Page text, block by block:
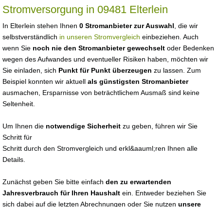
Stromversorgung in 09481 Elterlein
In Elterlein stehen Ihnen 0 Stromanbieter zur Auswahl , die wir
selbstverständlich in unseren Stromvergleich einbeziehen. Auch
wenn Sie noch nie den Stromanbieter gewechselt oder Bedenken
wegen des Aufwandes und eventueller Risiken haben, möchten wir
Sie einladen, sich Punkt für Punkt überzeugen zu lassen. Zum
Beispiel konnten wir aktuell als günstigsten Stromanbieter
ausmachen, Ersparnisse von beträchtlichem Ausmaß sind keine
Seltenheit.
Um Ihnen die notwendige Sicherheit zu geben, führen wir Sie
Schritt für
Schritt durch den Stromvergleich und erkl&aauml;ren Ihnen alle
Details.
Zunächst geben Sie bitte einfach den zu erwartenden
Jahresverbrauch für Ihren Haushalt ein. Entweder beziehen Sie
sich dabei auf die letzten Abrechnungen oder Sie nutzen unsere